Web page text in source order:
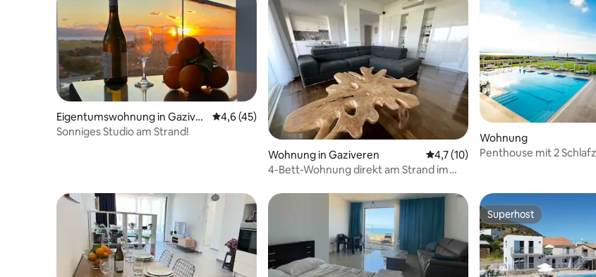
Eigentumswohnung in Gaziver
en
Durchschnittliche Bewertung: 4,6 von 5, 45 Bewertungen
4,6 (45)
Sonniges Studio am Strand!
Wohnung in Gaziveren
Durchschnittliche Bewertung: 4,7
4,7 (10)
4-Bett-Wohnung direkt am Strand im
Wohnung
Penthouse mit 2
Superhost
Superhost